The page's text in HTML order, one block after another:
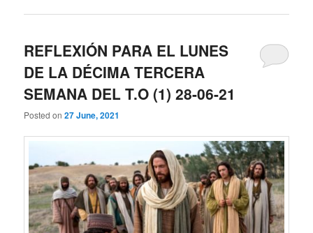
REFLEXIÓN PARA EL LUNES
DE LA DÉCIMA TERCERA
SEMANA DEL T.O (1) 28-06-21
Posted on27 June, 2021